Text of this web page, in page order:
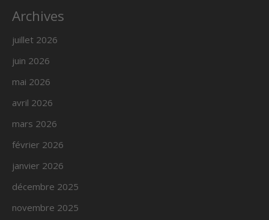
Archives
juillet 2026
juin 2026
mai 2026
avril 2026
mars 2026
février 2026
janvier 2026
décembre 2025
novembre 2025